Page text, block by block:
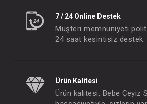
7 / 24 Online Destek
Müşteri memnuniyeti
24 saat kesintisiz destek.
Ürün Kalitesi
Ürün kalitesi, Bebe Çeyiz